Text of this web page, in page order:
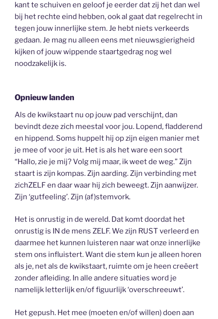
kant te schuiven en geloof je eerder dat zij het dan wel
bij het rechte eind hebben, ook al gaat dat regelrecht in
tegen jouw innerlijke stem. Je hebt niets verkeerds
gedaan. Je mag nu alleen eens met nieuwsgierigheid
kijken of jouw wippende staartgedrag nog wel
noodzakelijk is.
Opnieuw landen
Als de kwikstaart nu op jouw pad verschijnt, dan
bevindt deze zich meestal voor jou. Lopend, fladderend
en hippend. Soms huppelt hij op zijn eigen manier met
je mee of voor je uit. Het is als het ware een soort
“Hallo, zie je mij? Volg mij maar, ik weet de weg.” Zijn
staart is zijn kompas. Zijn aarding. Zijn verbinding met
zichZELF en daar waar hij zich beweegt. Zijn aanwijzer.
Zijn ‘gutfeeling’. Zijn (af)stemvork.
Het is onrustig in de wereld. Dat komt doordat het
onrustig is IN de mens ZELF. We zijn RUST verleerd en
daarmee het kunnen luisteren naar wat onze innerlijke
stem ons influistert. Want die stem kun je alleen horen
als je, net als de kwikstaart, ruimte om je heen creëert
zonder afleiding. In alle andere situaties word je
namelijk letterlijk en/of figuurlijk ‘overschreeuwt’.
Het gepush. Het mee (moeten en/of willen) doen aan